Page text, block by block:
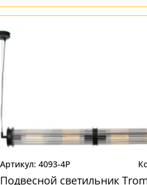
4093-4P
Подвесной светильник